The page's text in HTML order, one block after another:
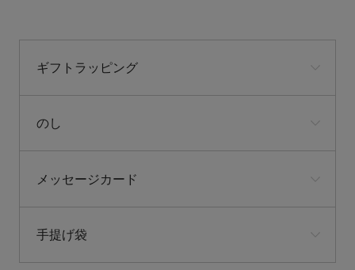
ギフトラッピング
のし
メッセージカード
手提げ袋